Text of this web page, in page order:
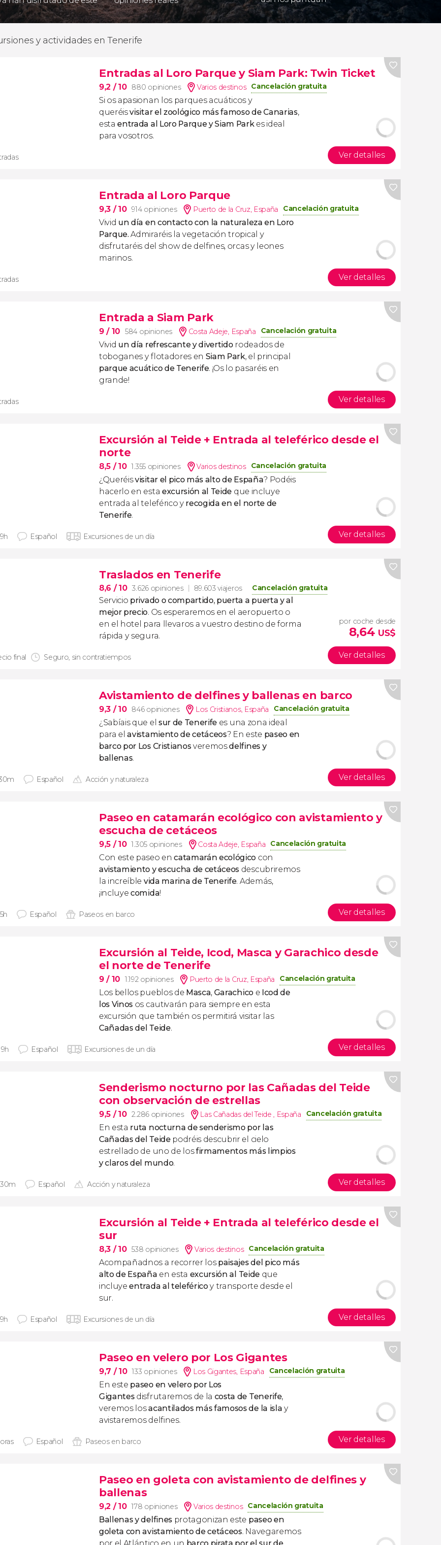
y actividades en Tenerife
Entradas al Loro Parque y Siam Park: Twin Ticket
9,2 / 10 880 opiniones Varios destinos Cancelación gratuita
Si os apasionan los parques acuáticos y
queréisvisitar el zoológico más famoso de Canarias,
estaentrada al Loro Parque y Siam Parkes ideal
para vosotros.
Ver detalles
Entrada al Loro Parque
9,3 / 10 914 opiniones Puerto de la Cruz, España Cancelación gratuita
Vivid un día en contacto con la naturaleza en Loro
Parque. Admiraréis la vegetación tropical y
disfrutaréis del show de delfines, orcas y leones
marinos.
Ver detalles
Entrada a Siam Park
9/ 10 584 opiniones Costa Adeje, España Cancelación gratuita
Vivid un día refrescante y divertidorodeados de
toboganes y flotadores en Siam Park, el principal
parque acuático de Tenerife. ¡Os lo pasaréis en
grande!
Ver detalles
Excursión al Teide + Entrada al teleférico desde el
norte
8,5 / 10 1.355 opiniones Varios destinos Cancelación gratuita
¿Queréisvisitar el pico más alto de España? Podéis
hacerlo en esta excursión al Teide que incluye
entrada al teleférico y recogida en el norte de
Tenerife.
Español Excursiones de un día Ver detalles
Traslados en Tenerife
8,6 / 10 3.626 opiniones 89.603 viajeros Cancelación gratuita
Servicio privado o compartido, puerta a puerta y al
mejor precio. Os esperaremos en el aeropuerto o
en el hotel para llevaros a vuestro destino de forma
rápida y segura.
final Seguro, sin contratiempos
por coche desde
8,64 US$
Ver detalles
Avistamiento de delfines y ballenas en barco
9,3 / 10 846 opiniones Los Cristianos, España Cancelación gratuita
¿Sabíais que el sur de Tenerife es una zona ideal
para elavistamiento de cetáceos? En este paseo en
barco por Los Cristianosveremosdelfines y
ballenas.
Español Acción y naturaleza Ver detalles
Paseo en catamarán ecológico con avistamiento y
escucha de cetáceos
9,5 / 10 1.305 opiniones Costa Adeje, España Cancelación gratuita
Con este paseo encatamarán ecológico con
avistamiento y escucha de cetáceos descubriremos
la increíble vida marina de Tenerife. Además,
¡incluyecomida!
Español Paseos en barco Ver detalles
Excursión al Teide, Icod, Masca y Garachico desde
el norte de Tenerife
9/ 10 1.192 opiniones Puerto de la Cruz, España Cancelación gratuita
Los bellos pueblos de Masca, Garachicoe Icod de
los Vinos os cautivarán para siempre en esta
excursión que también os permitirá visitar las
Cañadas del Teide.
Español Excursiones de un día Ver detalles
Senderismo nocturno por las Cañadas del Teide
con observación de estrellas
9,5 / 10 2.286 opiniones Las Cañadas del Teide, España Cancelación gratuita
En esta ruta nocturna de senderismo por las
Cañadas del Teide podréis descubrir el cielo
estrellado de uno de losfirmamentos más limpios
y claros del mundo.
Español Acción y naturaleza Ver detalles
Excursión al Teide + Entrada al teleférico desde el
sur
8,3 / 10 538 opiniones Varios destinos Cancelación gratuita
Acompañadnos a recorrer lospaisajes del pico más
alto de España en esta excursión al Teide que
incluyeentrada al teleféricoy transporte desde el
sur.
Español Excursiones de un día Ver detalles
Paseo en velero por Los Gigantes
9,7 / 10 133 opiniones Los Gigantes, España Cancelación gratuita
En este paseo en velero por Los
Gigantesdisfrutaremos de la costa de Tenerife,
veremos losacantilados más famosos de la isla y
avistaremos delfines.
Español Paseos en barco Ver detalles
Paseo en goleta con avistamiento de delfines y
ballenas
9,2 / 10 178 opiniones Varios destinos Cancelación gratuita
Ballenas y delfinesprotagonizan este paseo en
goleta con avistamiento de cetáceos. Navegaremos